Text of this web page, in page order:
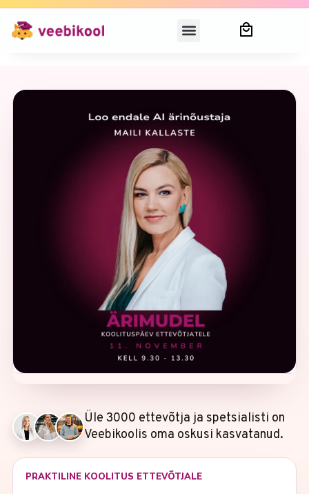
Üle 3000 ettevõtja ja spetsialisti on
Veebikoolis oma oskusi kasvatanud.
PRAKTILINE KOOLITUS ETTEVÕTJALE